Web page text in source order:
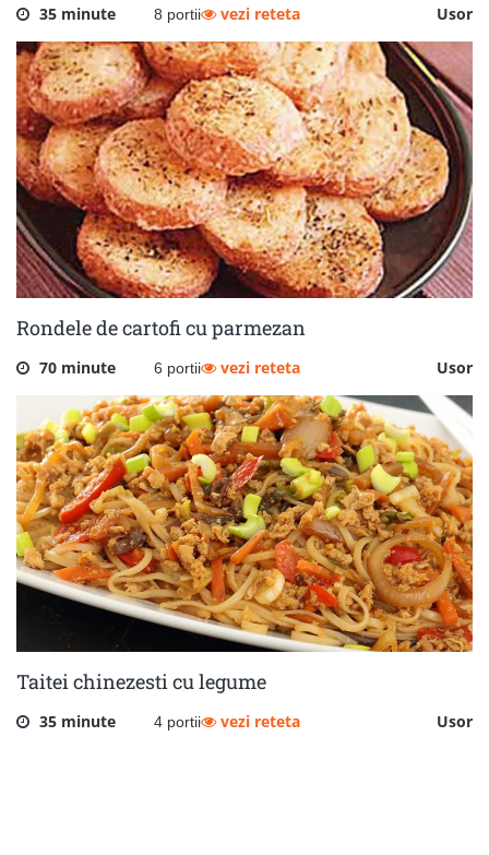
35 minute 8 portii Usor
vezi reteta
Rondele de cartofi cu parmezan
70 minute 6 portii Usor
vezi reteta
Taitei chinezesti cu legume
35 minute 4 portii Usor
vezi reteta